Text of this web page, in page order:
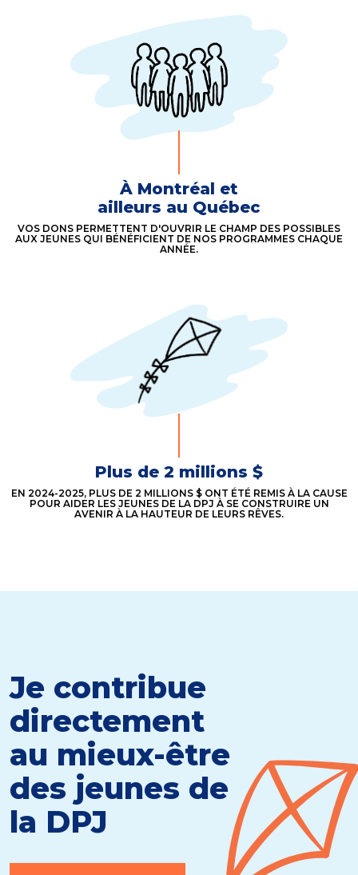
À Montréal et
ailleurs au Québec
VOS DONS PERMETTENT D'OUVRIR LE CHAMP DES POSSIBLES
AUX JEUNES QUI BÉNÉFICIENT DE NOS PROGRAMMES CHAQUE
ANNÉE.
Plus de 2 millions $
EN 2024-2025, PLUS DE 2 MILLIONS $ ONT ÉTÉ REMIS À LA CAUSE
POUR AIDER LES JEUNES DE LA DPJ À SE CONSTRUIRE UN
AVENIR À LA HAUTEUR DE LEURS RÊVES.
Je contribue
directement
au mieux-être
des jeunes de
la DPJ